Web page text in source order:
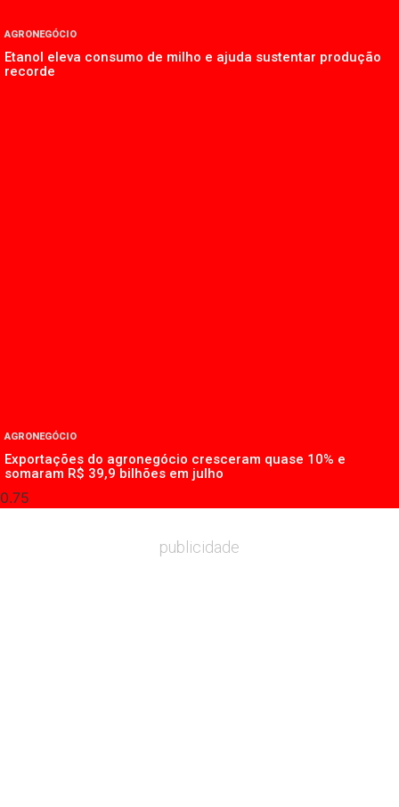
AGRONEGÓCIO
Etanol eleva consumo de milho e ajuda sustentar produção
recorde
AGRONEGÓCIO
Exportações do agronegócio cresceram quase 10% e
somaram R$ 39,9 bilhões em julho
publicidade